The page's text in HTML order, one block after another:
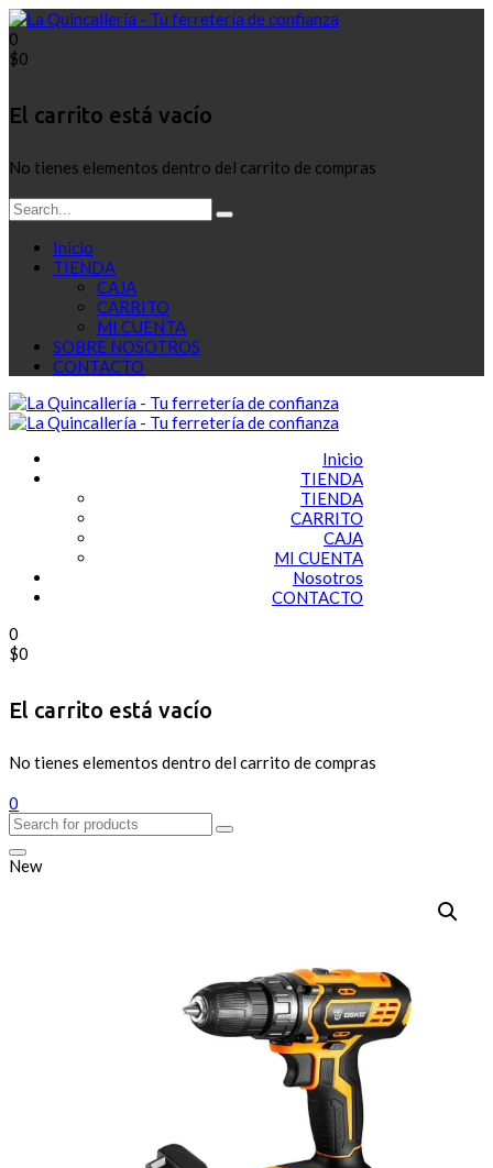
0
$0
El carrito está vacío
No tienes elementos dentro del carrito de compras
Inicio
TIENDA
CAJA
CARRITO
MI CUENTA
SOBRE NOSOTROS
CONTACTO
Inicio
TIENDA
TIENDA
CARRITO
CAJA
MI CUENTA
Nosotros
CONTACTO
0
$0
El carrito está vacío
No tienes elementos dentro del carrito de compras
0
New